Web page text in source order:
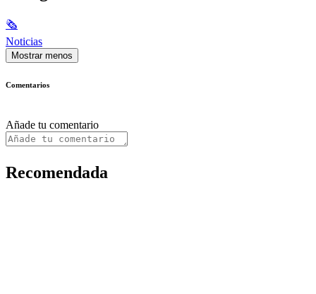
🗞
Noticias
Mostrar menos
Comentarios
Añade tu comentario
Recomendada